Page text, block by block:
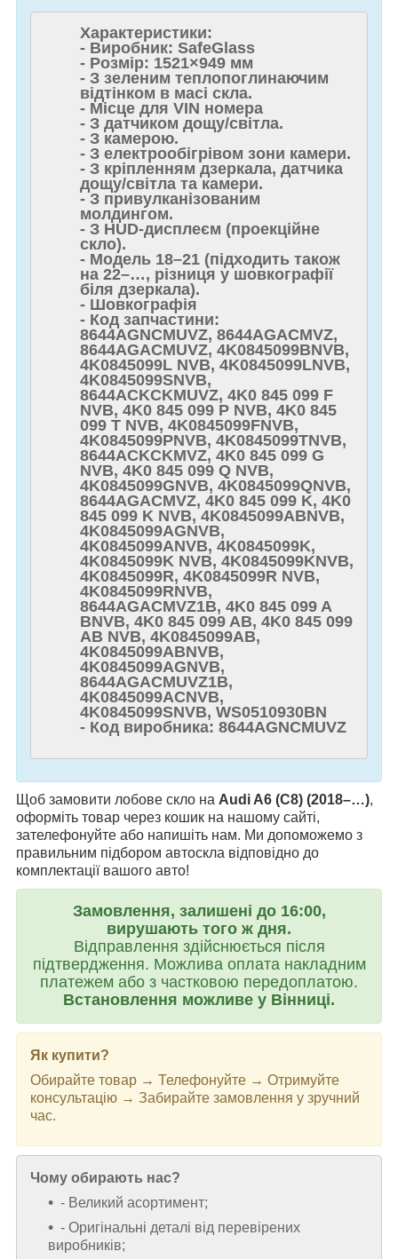
Характеристики:
- Виробник: SafeGlass
- Розмір: 1521×949 мм
- З зеленим теплопоглинаючим
відтінком в масі скла.
- Місце для VIN номера
- З датчиком дощу/світла.
- З камерою.
- З електрообігрівом зони камери.
- З кріпленням дзеркала, датчика
дощу/світла та камери.
- З привулканізованим
молдингом.
- З HUD-дисплеєм (проекційне
скло).
- Модель 18–21 (підходить також
на 22–…, різниця у шовкографії
біля дзеркала).
- Шовкографія
- Код запчастини:
8644AGNCMUVZ, 8644AGACMVZ,
8644AGACMUVZ, 4K0845099BNVB,
4K0845099L NVB, 4K0845099LNVB,
4K0845099SNVB,
8644ACKCKMUVZ, 4K0 845 099 F
NVB, 4K0 845 099 P NVB, 4K0 845
099 T NVB, 4K0845099FNVB,
4K0845099PNVB, 4K0845099TNVB,
8644ACKCKMVZ, 4K0 845 099 G
NVB, 4K0 845 099 Q NVB,
4K0845099GNVB, 4K0845099QNVB,
8644AGACMVZ, 4K0 845 099 K, 4K0
845 099 K NVB, 4K0845099ABNVB,
4K0845099AGNVB,
4K0845099ANVB, 4K0845099K,
4K0845099K NVB, 4K0845099KNVB,
4K0845099R, 4K0845099R NVB,
4K0845099RNVB,
8644AGACMVZ1B, 4K0 845 099 A
BNVB, 4K0 845 099 AB, 4K0 845 099
AB NVB, 4K0845099AB,
4K0845099ABNVB,
4K0845099AGNVB,
8644AGACMUVZ1B,
4K0845099ACNVB,
4K0845099SNVB, WS0510930BN
- Код виробника: 8644AGNCMUVZ
Щоб замовити лобове скло на Audi A6 (C8) (2018–…),
оформіть товар через кошик на нашому сайті,
зателефонуйте або напишіть нам. Ми допоможемо з
правильним підбором автоскла відповідно до
комплектації вашого авто!
Замовлення, залишені до 16:00,
вирушають того ж дня.
Відправлення здійснюється після
підтвердження. Можлива оплата накладним
платежем або з частковою передоплатою.
Встановлення можливе у Вінниці.
Як купити?
Обирайте товар → Телефонуйте → Отримуйте
консультацію → Забирайте замовлення у зручний
час.
Чому обирають нас?
- Великий асортимент;
- Оригінальні деталі від перевірених
виробників;